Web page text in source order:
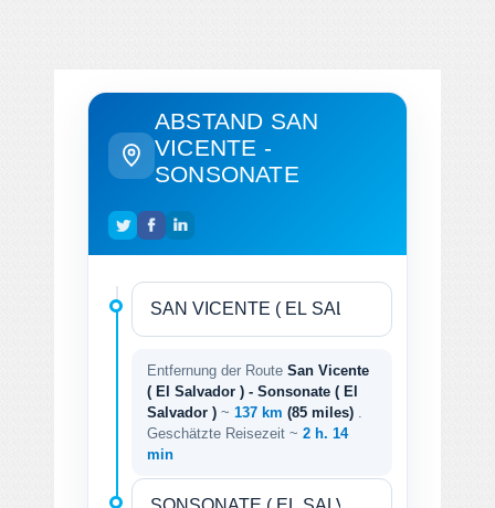
ABSTAND SAN
VICENTE -
SONSONATE
Entfernung der Route San Vicente
( El Salvador ) - Sonsonate ( El
Salvador ) ~ 137 km (85 miles)
Geschätzte Reisezeit ~ 2 h. 14
min